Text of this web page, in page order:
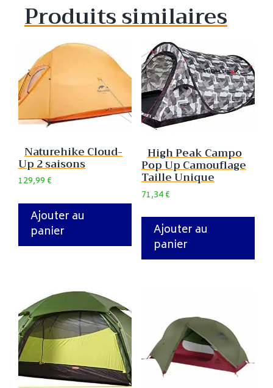
Produits similaires
Naturehike Cloud-
Up 2 saisons
129,99€
Ajouter au
panier
High Peak Campo
Pop Up Camouflage
Taille Unique
71,34€
Ajouter au
panier